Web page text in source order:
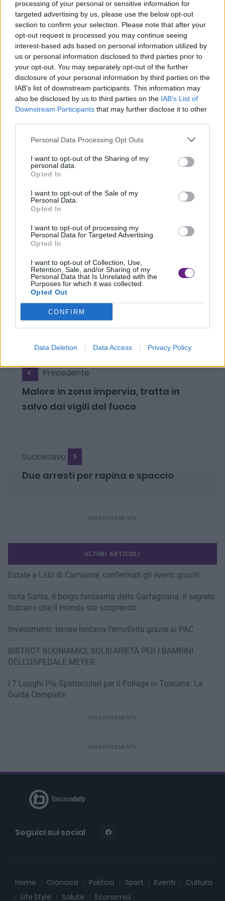
processing of your personal or sensitive information for
targeted advertising by us, please use the below opt-out
section to confirm your selection. Please note that after your
opt-out request is processed you may continue seeing
interest-based ads based on personal information utilized by
us or personal information disclosed to third parties prior to
your opt-out. You may separately opt-out of the further
disclosure of your personal information by third parties on the
IAB’s list of downstream participants. This information may
also be disclosed by us to third parties on the IAB’s List of
Downstream Participants that may further disclose it to other
Personal Data Processing Opt Outs
I want to opt-out of the Sharing of my
personal data.
Opted In
I want to opt-out of the Sale of my
Personal Data.
Opted In
I want to opt-out of processing my
Personal Data for Targeted Advertising.
Opted In
I want to opt-out of Collection, Use,
Retention, Sale, and/or Sharing of my
Personal Data that Is Unrelated with the
Purposes for which it was collected.
Opted Out
CONFIRM
Data Deletion Data Access Privacy Policy
prevedono anche sanzioni irrogabili dall’Autorità
preposta per importi fino a euro 50.000,00.
Si ricorda, infatti, che il fine della normativa di cui trattasi è
quello di consentire l’individuazione di situazioni a
rischio, così come tratteggiate dai specifici indicatori di
anomalia nella disponibilità dei soggetti obbligati,
funzionali poi all’invio all’U.I.F. di eventuali segnalazioni di
operazioni sospette connesse a motivi di riciclaggio
In tale contesto, l’azione del Corpo ha come scopo quello di
verificare il buon funzionamento del sistema di
prevenzione antiriciclaggio, concentrando le risorse verso i
soggetti e i fenomeni più a rischio, ove si rileva una
nell’economia legale.
Precedente
Malore in zona impervia, tratta in
salvo dai vigili del fuoco
Successivo
Due arresti per rapina e spaccio
ULTIMI ARTICOLI
Estate a Lido di Camaiore, confermati gli eventi grauiti
Isola Santa, il borgo fantasma della Garfagnana: il segreto
toscano che il mondo sta scoprendo
Investimenti: tenere lontana l’emotività grazie ai PAC
BISTROT BUONIAMICI, SOLIDARIETÀ PER I BAMBINI
DELL’OSPEDALE MEYER
I 7 Luoghi Più Spettacolari per il Foliage in Toscana: La
Guida Completa
Seguici sui social
Home Cronaca Politica Sport Eventi
Cultura
Life Style
Salute Economia